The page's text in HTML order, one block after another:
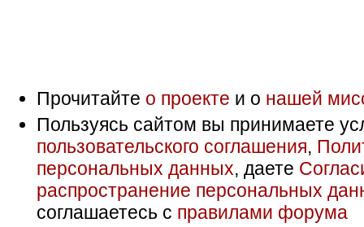
Прочитайте о проекте и о нашей
Пользуясь сайтом вы принимаете
пользовательского соглашения,
персональных данных, даете
распространение персональных
соглашаетесь с правилами форума